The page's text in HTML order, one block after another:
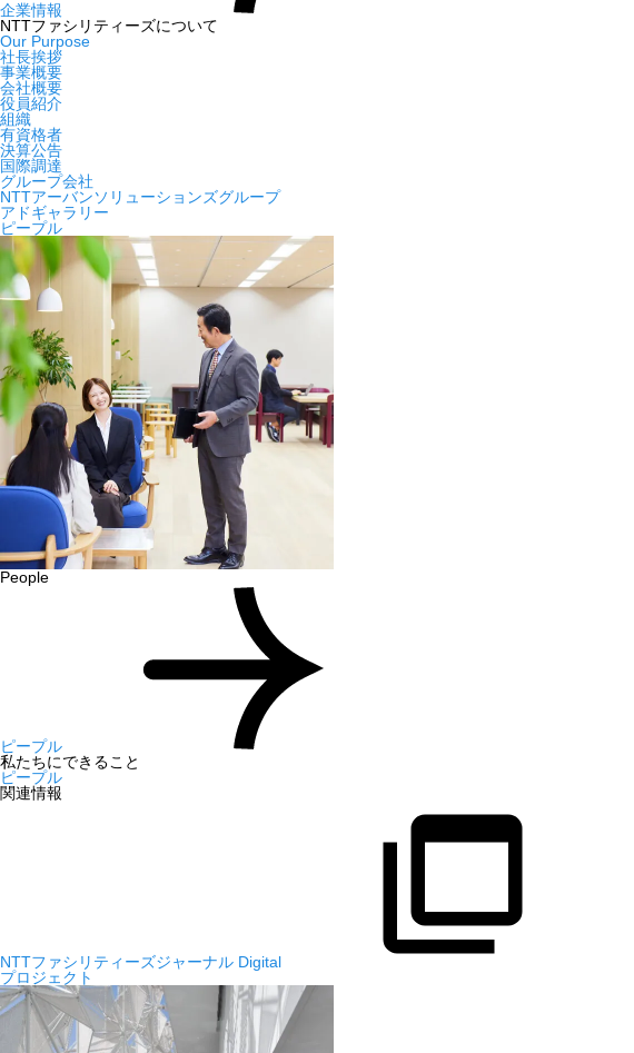
企業情報
NTTファシリティーズについて
Our Purpose
社長挨拶
事業概要
会社概要
役員紹介
組織
有資格者
決算公告
国際調達
グループ会社
NTTアーバンソリューションズグループ
アドギャラリー
ピープル
People
ピープル
私たちにできること
ピープル
関連情報
NTTファシリティーズジャーナル Digital
プロジェクト